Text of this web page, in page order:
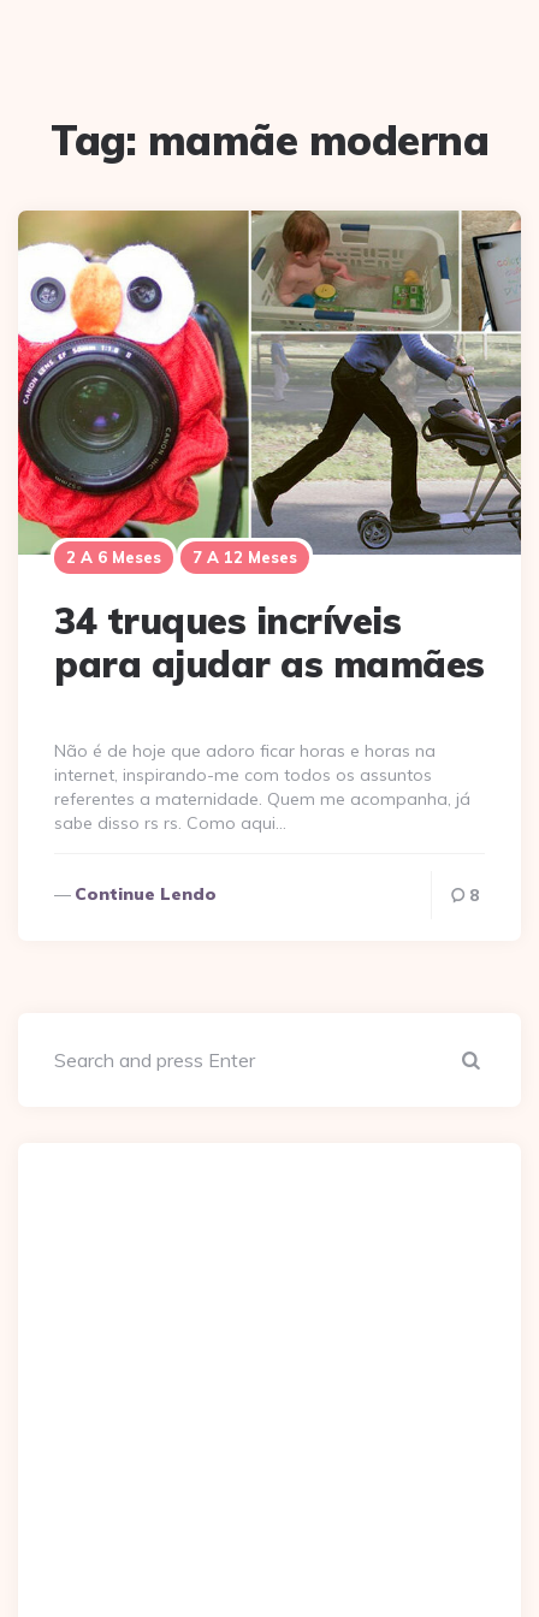
Tag: mamãe moderna
2 A 6 Meses 7 A 12 Meses
34 truques incríveis
para ajudar as mamães
Não é de hoje que adoro ficar horas e horas na
internet‚ inspirando-me com todos os assuntos
referentes a maternidade. Quem me acompanha, já
sabe disso rs rs. Como aqui…
Continue Lendo 8